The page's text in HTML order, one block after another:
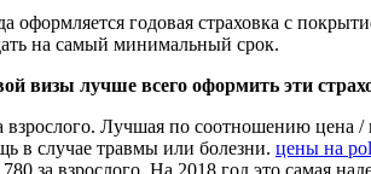
оформляется годовая страховка с
на самый минимальный срок.
визы лучше всего оформить эти
Лучшая по соотношению цена
в случае травмы или болезни. цены на
за взрослого. На 2018 год это самая